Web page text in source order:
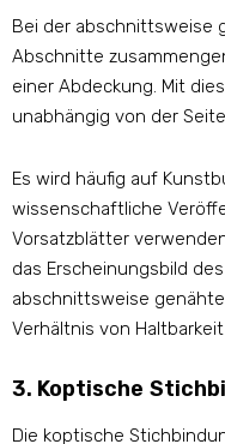
Bei der abschnittsweise
Abschnitte
einer Abdeckung. Mit
unabhängig von der
Es wird häufig auf
wissenschaftliche
Vorsatzblätter
das Erscheinungsbild
abschnittsweise
Verhältnis von
3. Koptische
Die koptische